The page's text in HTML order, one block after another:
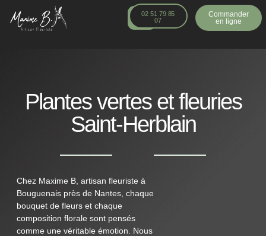
principal
02 51 79 85
07
Commander
en ligne
Plantes vertes et fleuries
Saint-Herblain
Chez Maxime B, artisan fleuriste à
Bouguenais près de Nantes, chaque
bouquet de fleurs et chaque
composition florale sont pensés
comme une véritable émotion. Nous